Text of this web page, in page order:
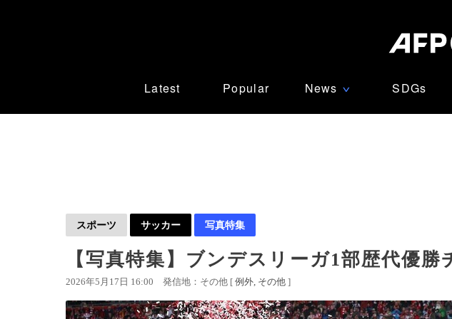
Latest Popular News ∨ SDGs
スポーツ サッカー 写真特集
【写真特集】ブンデスリーガ1部歴代優
2026年5月17日 16:00 発信地：その他 [ 例外 その他 ]